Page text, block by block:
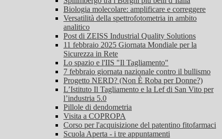
Biologia molecolare: amplificare e correggere
Versatilità della spettrofotometria in ambito
analitico
Post di ZEISS Industrial Quality Solutions
11 febbraio 2025 Giornata Mondiale per la
Sicurezza in Rete
Lo spazio e l'IIS "Il Tagliamento"
7 febbraio giornata nazionale contro il bullismo
Progetto NERD? (Non È Roba per Donne?)
L’Istituto Il Tagliamento e la Lef di San Vito per
l’industria 5.0
Pillole di dendometria
Visita a COPROPA
Corso per l'acquisizione del patentino fitofarmaci
Scuola Aperta - i tre appuntamenti